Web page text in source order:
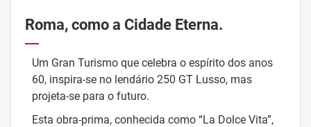
Roma, como a Cidade Eterna.
Um Gran Turismo que celebra o espírito dos anos
60, inspira-se no lendário 250 GT Lusso, mas
projeta-se para o futuro.
Esta obra-prima, conhecida como “La Dolce Vita”,